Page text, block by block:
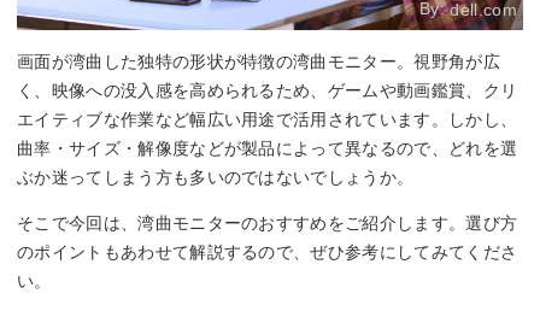
By:dell.com
画面が湾曲した独特の形状が特徴の湾曲モニター。視野角が広
く、映像への没入感を高められるため、ゲームや動画鑑賞、クリ
エイティブな作業など幅広い用途で活用されています。しかし、
曲率・サイズ・解像度などが製品によって異なるので、どれを選
ぶか迷ってしまう方も多いのではないでしょうか。
そこで今回は、湾曲モニターのおすすめをご紹介します。選び方
のポイントもあわせて解説するので、ぜひ参考にしてみてくださ
い。